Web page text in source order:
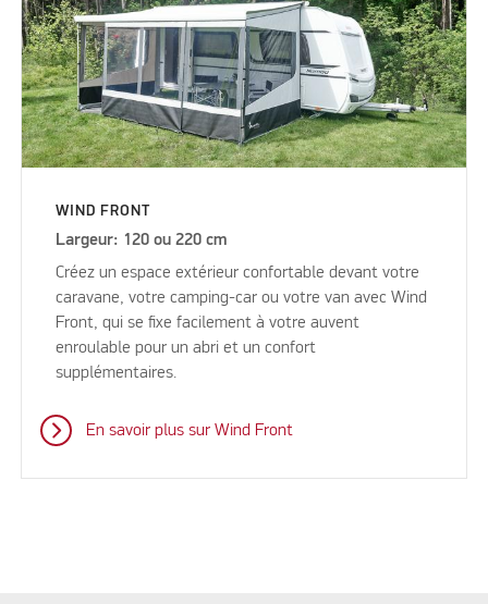
WIND FRONT
Largeur: 120 ou 220 cm
Créez un espace extérieur confortable devant votre
caravane, votre camping-car ou votre van avec Wind
Front, qui se fixe facilement à votre auvent
enroulable pour un abri et un confort
supplémentaires.
En savoir plus sur Wind Front